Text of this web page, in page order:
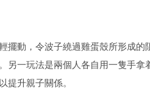
動，令波子繞過雞蛋殼所形成
一玩法是兩個人各自用一隻手
升親子關係。